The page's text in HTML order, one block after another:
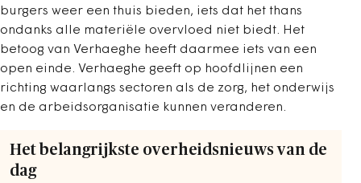
burgers weer een thuis bieden, iets dat het thans
ondanks alle materiële overvloed niet biedt. Het
betoog van Verhaeghe heeft daarmee iets van een
open einde. Verhaeghe geeft op hoofdlijnen een
richting waarlangs sectoren als de zorg, het onderwijs
en de arbeidsorganisatie kunnen veranderen.
Het belangrijkste overheidsnieuws van de
dag